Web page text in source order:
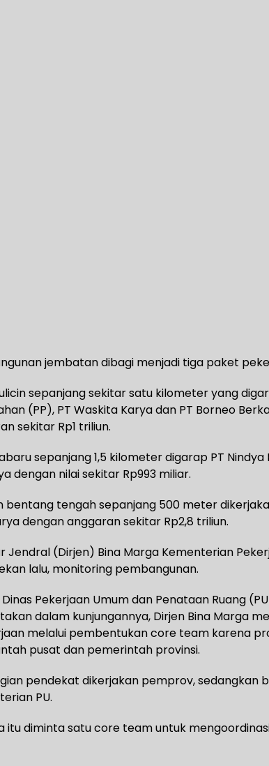
jembatan dibagi menjadi tiga paket
sepanjang sekitar satu kilometer yang
(PP), PT Waskita Karya dan PT Borneo
sekitar Rp1 triliun.
sepanjang 1,5 kilometer digarap PT
dengan nilai sekitar Rp993 miliar.
bentang tengah sepanjang 500 meter
dengan anggaran sekitar Rp2,8 triliun.
Jendral (Dirjen) Bina Marga Kementerian
lalu, monitoring pembangunan.
Pekerjaan Umum dan Penataan Ruang
dalam kunjungannya, Dirjen Bina Marga
melalui pembentukan core team karena
pusat dan pemerintah provinsi.
pendekat dikerjakan pemprov, sedangkan
PU.
itu diminta satu core team untuk